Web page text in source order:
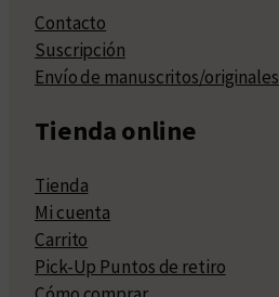
Contacto
Suscripción
Envío de manuscritos/originales
Tienda online
Tienda
Mi cuenta
Carrito
Pick-Up Puntos de retiro